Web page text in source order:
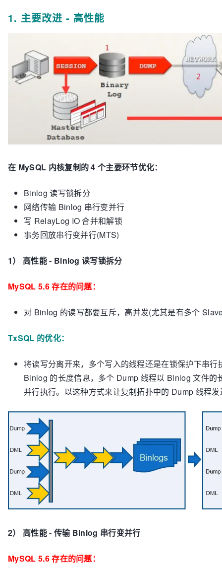
1. 主要改进 - 高性能
在 MySQL 内核复制的 4 个主要环节优化：
Binlog 读写锁拆分
网络传输 Binlog 串行变并行
写 RelayLog IO 合并和解锁
事务回放串行变并行(MTS)
1） 高性能 - Binlog 读写锁拆分
MySQL 5.6 存在的问题：
对 Binlog 的读写都要互斥，高并发(尤其是有多个
TxSQL 的优化：
将读写分离开来，多个写入的线程还是在锁保护下串
Binlog 的长度信息，多个 Dump 线程以 Binlog 文件
并行执行。以这种方式来让复制拓扑中的 Dump 线程
2） 高性能 - 传输 Binlog 串行变并行
MySQL 5.6 存在的问题：